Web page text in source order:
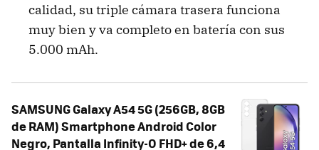
calidad, su triple cámara trasera funciona
muy bien y va completo en batería con sus
5.000 mAh.
SAMSUNG Galaxy A54 5G (256GB, 8GB
de RAM) Smartphone Android Color
Negro, Pantalla Infinity-O FHD+ de 6,4